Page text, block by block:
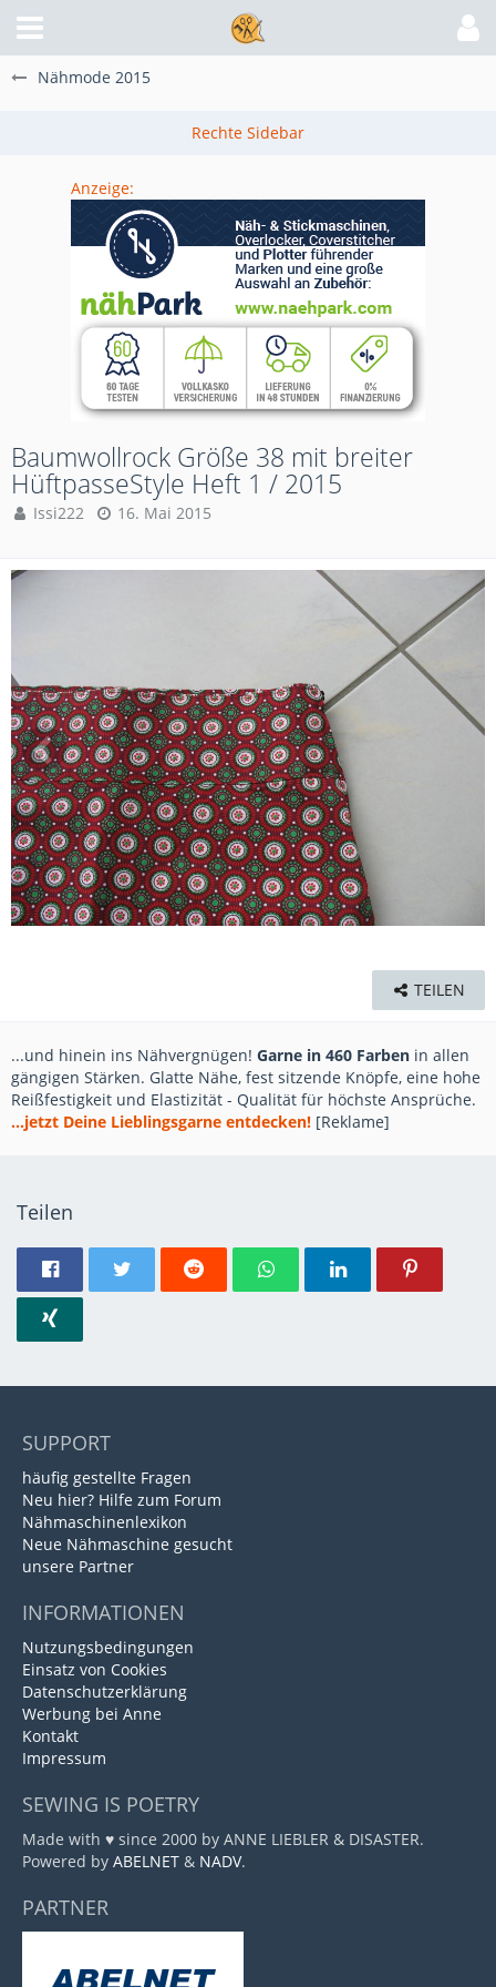
Nähmode 2015
Anzeige:
Baumwollrock Größe 38 mit breiter
HüftpasseStyle Heft 1 / 2015
Issi222 16. Mai 2015
TEILEN
...und hinein ins Nähvergnügen! Garne in 460 Farben in allen
gängigen Stärken. Glatte Nähe, fest sitzende Knöpfe, eine hohe
Reißfestigkeit und Elastizität - Qualität für höchste Ansprüche.
...jetzt Deine Lieblingsgarne entdecken! [Reklame]
Teilen
SUPPORT
häufig gestellte Fragen
Neu hier? Hilfe zum Forum
Nähmaschinenlexikon
Neue Nähmaschine gesucht
unsere Partner
INFORMATIONEN
Nutzungsbedingungen
Einsatz von Cookies
Datenschutzerklärung
Werbung bei Anne
Kontakt
Impressum
SEWING IS POETRY
Made with ♥ since 2000 by ANNE LIEBLER & DISASTER.
Powered by ABELNET & NADV.
PARTNER